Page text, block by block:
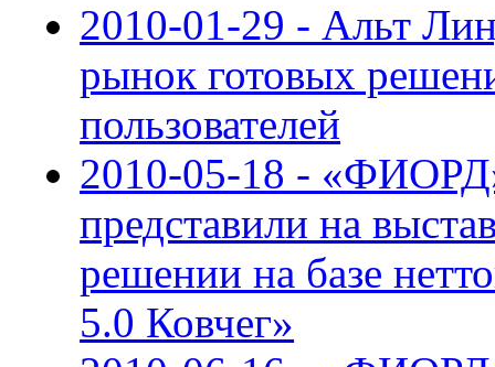
2010-01-29 - Альт
рынок готовых
пользователей
2010-05-18 -
представили на
решении на базе
5.0 Ковчег»